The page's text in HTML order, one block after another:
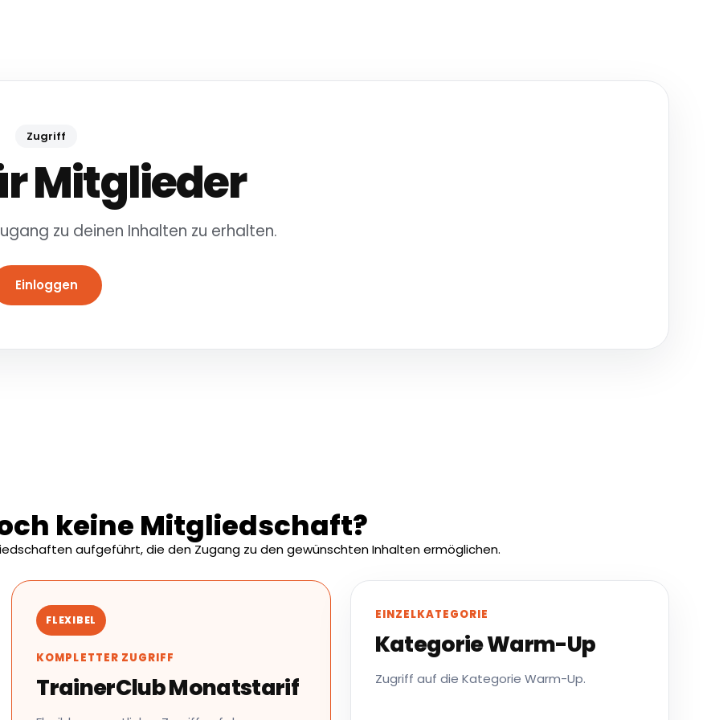
Zugriff
Mitglieder
zu deinen Inhalten zu erhalten.
Einloggen
keine Mitgliedschaft?
aufgeführt, die den Zugang zu den gewünschten Inhalten ermöglichen.
FLEXIBEL
KOMPLETTER ZUGRIFF
TrainerClub Monatstarif
EINZELKATEGORIE
Kategorie Warm-Up
Zugriff auf die Kategorie Warm-Up.